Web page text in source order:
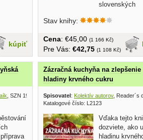
kúpiť
slovenských
Stav knihy:
Cena: €45,00 (1 166 Kč)
Pre Vás: €42,75 (1 108 Kč)
, SZN 1977
Zázračná kuchyňa na zlepšenie
hladiny krvného cukru
Spisovatel: Kolektív autorov, Reader´s
Katalogové číslo: L2123
Vďaka tejto
dozviete, ako
hladinu